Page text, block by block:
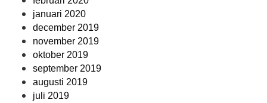
januari 2020
december 2019
november 2019
oktober 2019
september 2019
augusti 2019
juli 2019